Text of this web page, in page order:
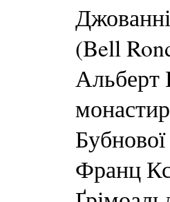
(Bell
Альберт
Бубнової
Франц